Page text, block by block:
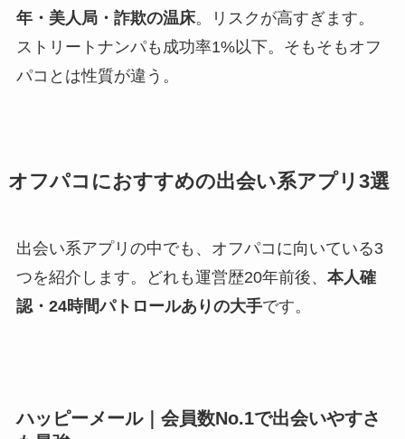
年・美人局・詐欺の温床。リスクが高すぎます。
ストリートナンパも成功率1%以下。そもそもオフ
パコとは性質が違う。
オフパコにおすすめの出会い系アプリ3選
出会い系アプリの中でも、オフパコに向いている3
つを紹介します。どれも運営歴20年前後、 本人確
認・24時間パトロールありの大手です。
ハッピーメール｜会員数No.1で出会いやすさ